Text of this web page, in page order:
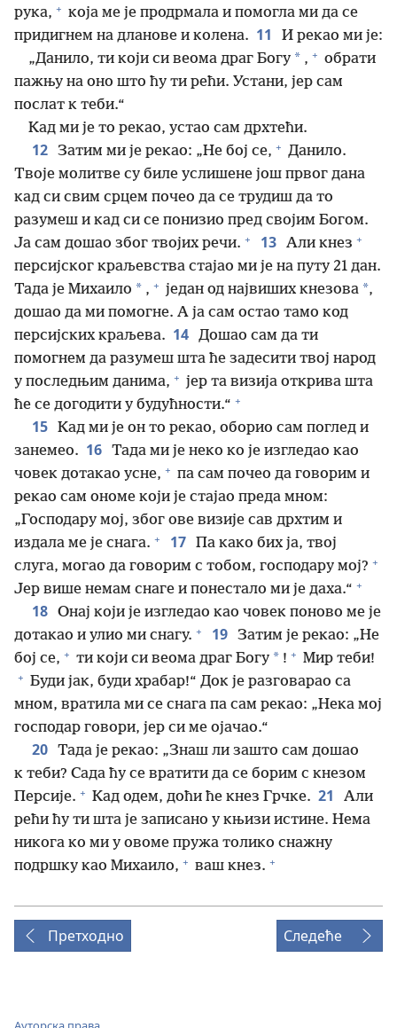
рука, + која ме је продрмала и помогла ми да се
придигнем на дланове и колена. 11
И рекао ми је:
„Данило, ти који си веома драг Богу * , + обрати
пажњу на оно што ћу ти рећи. Устани, јер сам
послат к теби.“
Кад ми је то рекао, устао сам дрхтећи.
12 Затим ми је рекао: „Не бој се, + Данило.
Твоје молитве су биле услишене још првог дана
кад си свим срцем почео да се трудиш да то
разумеш и кад си се понизио пред својим Богом.
Ја сам дошао због твојих речи. + 13 Али кнез +
персијског краљевства стајао ми је на путу 21 дан.
Тада је Михаило * , + један од највиших кнезова *,
дошао да ми помогне. А ја сам остао тамо код
персијских краљева. 14 Дошао сам да ти
помогнем да разумеш шта ће задесити твој народ
у последњим данима, + јер та визија открива шта
ће се догодити у будућности.“ +
15 Кад ми је он то рекао, оборио сам поглед и
занемео. 16 Тада ми је неко ко је изгледао као
човек дотакао усне, + па сам почео да говорим и
рекао сам ономе који је стајао преда мном:
„Господару мој, због ове визије сав дрхтим и
издала ме је снага. + 17 Па како бих ја, твој
слуга, могао да говорим с тобом, господару мој? +
Јер више немам снаге и понестало ми је даха.“ +
18 Онај који је изгледао као човек поново ме је
дотакао и улио ми снагу. + 19 Затим је рекао: „Не
бој се, + ти који си веома драг Богу * ! + Мир теби!
+ Буди јак, буди храбар!“ Док је разговарао са
мном, вратила ми се снага па сам рекао: „Нека мој
господар говори, јер си ме ојачао.“
20 Тада је рекао: „Знаш ли зашто сам дошао
к теби? Сада ћу се вратити да се борим с кнезом
Персије. + Кад одем, доћи ће кнез Грчке. 21
Али
рећи ћу ти шта је записано у књизи истине. Нема
никога ко ми у овоме пружа толико снажну
подршку као Михаило, + ваш кнез. +
Претходно Следеће